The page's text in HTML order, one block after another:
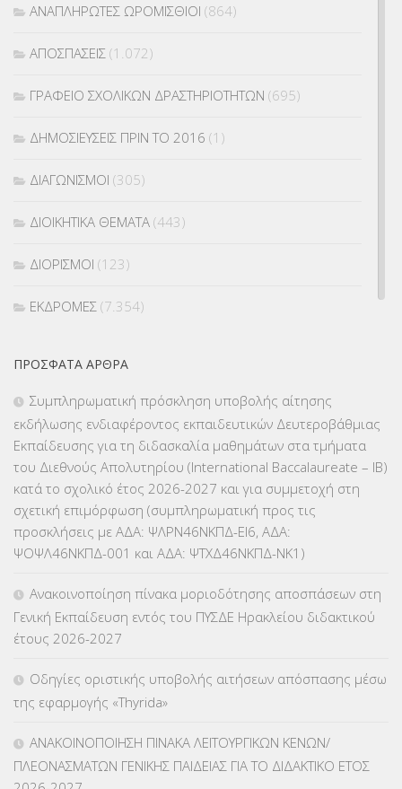
ΑΝΑΠΛΗΡΩΤΕΣ ΩΡΟΜΙΣΘΙΟΙ (864)
ΑΠΟΣΠΑΣΕΙΣ (1.072)
ΓΡΑΦΕΙΟ ΣΧΟΛΙΚΩΝ ΔΡΑΣΤΗΡΙΟΤΗΤΩΝ (695)
ΔΗΜΟΣΙΕΥΣΕΙΣ ΠΡΙΝ ΤΟ 2016 (1)
ΔΙΑΓΩΝΙΣΜΟΙ (305)
ΔΙΟΙΚΗΤΙΚΑ ΘΕΜΑΤΑ (443)
ΔΙΟΡΙΣΜΟΙ (123)
ΕΚΔΡΟΜΕΣ (7.354)
ΕΠΙΜΟΡΦΩΣΗ Τ.Π.Ε.(10)
ΕΥΡΩΠΑΪΚΑ ΠΡΟΓΡΑΜΜΑΤΑ(230)
ΚΕΣΥ (60)
ΚΕΣΥΠ(109)
ΚΠγ – ΚΡΑΤΙΚΟ ΠΙΣΤΟΠΟΙΗΤΙΚΟ ΓΛΩΣΣΟΜΑΘΕΙΑΣ(135)
ΚΠπ- ΚΡΑΤΙΚΟ ΠΙΣΤΟΠΟΙΗΤΙΚΟ ΠΛΗΡΟΦΟΡΙΚΗΣ
ΛΟΙΠΑ(309)
ΜΕΤΑΘΕΣΕΙΣ-ΤΟΠΟΘΕΤΗΣΕΙΣ ΒΕΛΤΙΩΣΕΙΣ(319)
ΠΡΌΣΦΑΤΑ ΆΡΘΡΑ
Συμπληρωματική πρόσκληση υποβολής αίτησης
εκδήλωσης ενδιαφέροντος εκπαιδευτικών Δευτεροβάθμιας
Εκπαίδευσης για τη διδασκαλία μαθημάτων στα τμήματα
του Διεθνούς Απολυτηρίου (International Baccalaureate – IB)
κατά το σχολικό έτος 2026-2027 και για συμμετοχή στη
σχετική επιμόρφωση (συμπληρωματική προς τις
προσκλήσεις με ΑΔΑ: ΨΛΡΝ46ΝΚΠΔ-ΕΙ6, ΑΔΑ:
ΨΟΨΛ46ΝΚΠΔ-001 και ΑΔΑ: ΨΤΧΔ46ΝΚΠΔ-ΝΚ1)
Ανακοινοποίηση πίνακα μοριοδότησης αποσπάσεων στη
Γενική Εκπαίδευση εντός του ΠΥΣΔΕ Ηρακλείου διδακτικού
έτους 2026-2027
Οδηγίες οριστικής υποβολής αιτήσεων απόσπασης μέσω
της εφαρμογής «Thyrida»
ΑΝΑΚΟΙΝΟΠΟΙΗΣΗ ΠΙΝΑΚΑ ΛΕΙΤΟΥΡΓΙΚΩΝ ΚΕΝΩΝ/
ΠΛΕΟΝΑΣΜΑΤΩΝ ΓΕΝΙΚΗΣ ΠΑΙΔΕΙΑΣ ΓΙΑ ΤΟ ΔΙΔΑΚΤΙΚΟ ΕΤΟΣ